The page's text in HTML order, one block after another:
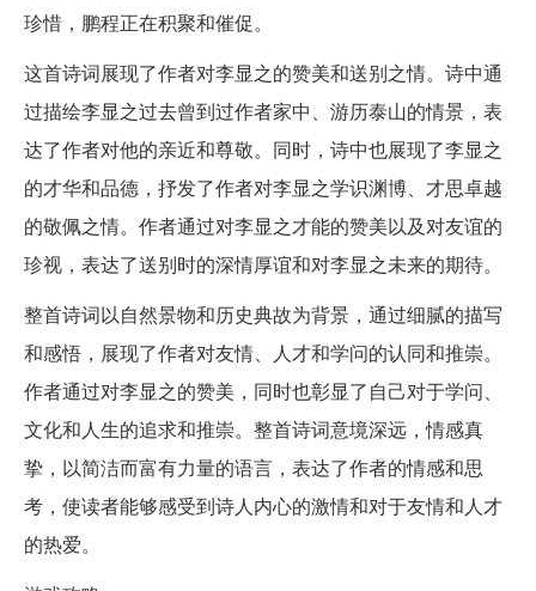
珍惜，鹏程正在积聚和催促。
这首诗词展现了作者对李显之的赞美和送别之情。诗中通
过描绘李显之过去曾到过作者家中、游历泰山的情景，表
达了作者对他的亲近和尊敬。同时，诗中也展现了李显之
的才华和品德，抒发了作者对李显之学识渊博、才思卓越
的敬佩之情。作者通过对李显之才能的赞美以及对友谊的
珍视，表达了送别时的深情厚谊和对李显之未来的期待。
整首诗词以自然景物和历史典故为背景，通过细腻的描写
和感悟，展现了作者对友情、人才和学问的认同和推崇。
作者通过对李显之的赞美，同时也彰显了自己对于学问、
文化和人生的追求和推崇。整首诗词意境深远，情感真
挚，以简洁而富有力量的语言，表达了作者的情感和思
考，使读者能够感受到诗人内心的激情和对于友情和人才
的热爱。